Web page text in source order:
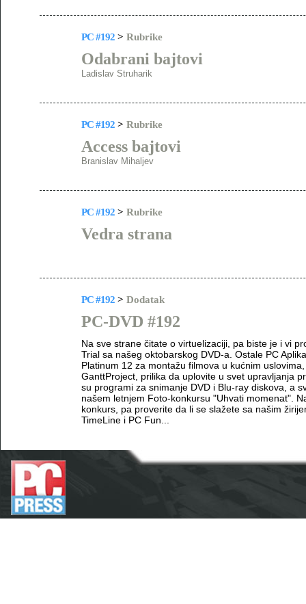
PC #192 > Rubrike
Odabrani bajtovi
Ladislav Struharik
PC #192 > Rubrike
Access bajtovi
Branislav Mihaljev
PC #192 > Rubrike
Vedra strana
PC #192 > Dodatak
PC-DVD #192
Na sve strane čitate o virtuelizaciji, pa biste je i vi
Trial sa našeg oktobarskog DVD-a. Ostale PC
Platinum 12 za montažu filmova u kućnim
GanttProject, prilika da uplovite u svet upravljanja
su programi za snimanje DVD i Blu-ray diskova, a
našem letnjem Foto-konkursu "Uhvati momenat".
konkurs, pa proverite da li se slažete sa našim
TimeLine i PC Fun...